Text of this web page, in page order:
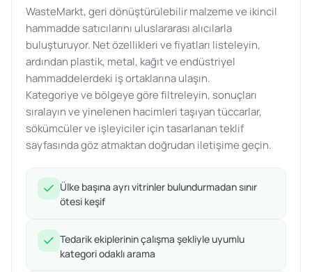
WasteMarkt, geri dönüştürülebilir malzeme ve ikincil
hammadde satıcılarını uluslararası alıcılarla
buluşturuyor. Net özellikleri ve fiyatları listeleyin,
ardından plastik, metal, kağıt ve endüstriyel
hammaddelerdeki iş ortaklarına ulaşın.
Kategoriye ve bölgeye göre filtreleyin, sonuçları
sıralayın ve yinelenen hacimleri taşıyan tüccarlar,
sökümcüler ve işleyiciler için tasarlanan teklif
sayfasında göz atmaktan doğrudan iletişime geçin.
Ülke başına ayrı vitrinler bulundurmadan sınır
ötesi keşif
Tedarik ekiplerinin çalışma şekliyle uyumlu
kategori odaklı arama